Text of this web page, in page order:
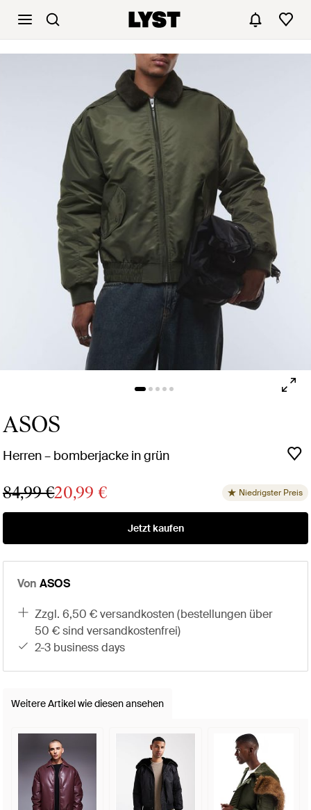
ASOS
Herren – bomberjacke in grün
84,99 €20,99 € Niedrigster Preis
Jetzt kaufen
Von ASOS
zzgl. 6,50 € versandkosten (bestellungen über
50 € sind versandkostenfrei)
2-3 business days
Weitere Artikel wie diesen ansehen